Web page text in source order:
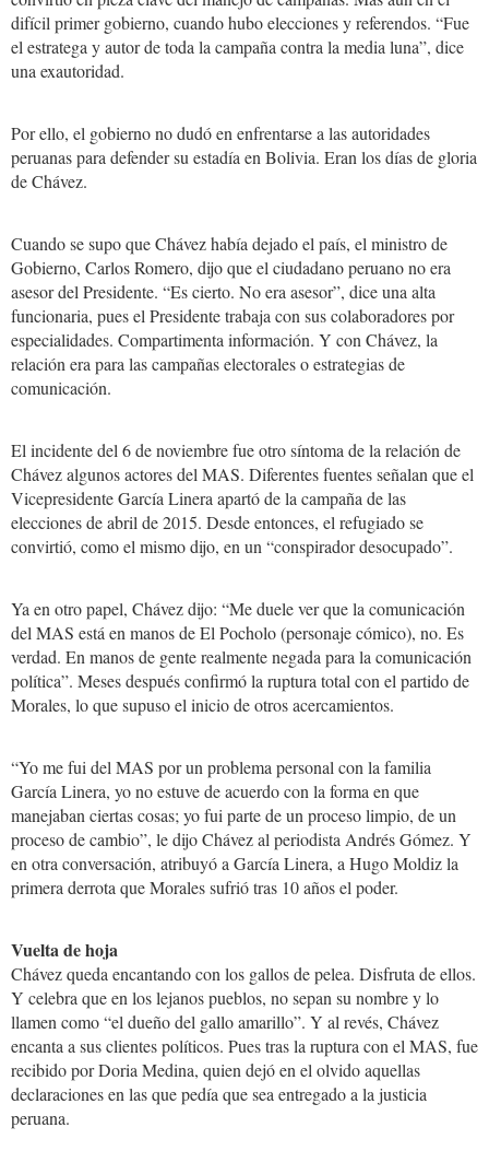
difícil primer gobierno, cuando hubo elecciones y referendos. “Fue
el estratega y autor de toda la campaña contra la media luna”, dice
una exautoridad.
Por ello, el gobierno no dudó en enfrentarse a las autoridades
peruanas para defender su estadía en Bolivia. Eran los días de gloria
de Chávez.
Cuando se supo que Chávez había dejado el país, el ministro de
Gobierno, Carlos Romero, dijo que el ciudadano peruano no era
asesor del Presidente. “Es cierto. No era asesor”, dice una alta
funcionaria, pues el Presidente trabaja con sus colaboradores por
especialidades. Compartimenta información. Y con Chávez, la
relación era para las campañas electorales o estrategias de
comunicación.
El incidente del 6 de noviembre fue otro síntoma de la relación de
Chávez algunos actores del MAS. Diferentes fuentes señalan que el
Vicepresidente García Linera apartó de la campaña de las
elecciones de abril de 2015. Desde entonces, el refugiado se
convirtió, como el mismo dijo, en un “conspirador desocupado”.
Ya en otro papel, Chávez dijo: “Me duele ver que la comunicación
del MAS está en manos de El Pocholo (personaje cómico), no. Es
verdad. En manos de gente realmente negada para la comunicación
política”. Meses después confirmó la ruptura total con el partido de
Morales, lo que supuso el inicio de otros acercamientos.
“Yo me fui del MAS por un problema personal con la familia
García Linera, yo no estuve de acuerdo con la forma en que
manejaban ciertas cosas; yo fui parte de un proceso limpio, de un
proceso de cambio”, le dijo Chávez al periodista Andrés Gómez. Y
en otra conversación, atribuyó a García Linera, a Hugo Moldiz la
primera derrota que Morales sufrió tras 10 años el poder.
Vuelta de hoja
Chávez queda encantando con los gallos de pelea. Disfruta de ellos.
Y celebra que en los lejanos pueblos, no sepan su nombre y lo
llamen como “el dueño del gallo amarillo”. Y al revés, Chávez
encanta a sus clientes políticos. Pues tras la ruptura con el MAS, fue
recibido por Doria Medina, quien dejó en el olvido aquellas
declaraciones en las que pedía que sea entregado a la justicia
peruana.